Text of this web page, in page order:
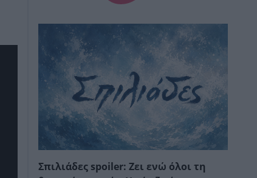
Σπιλιάδες spoiler: Ζει ενώ όλοι τη